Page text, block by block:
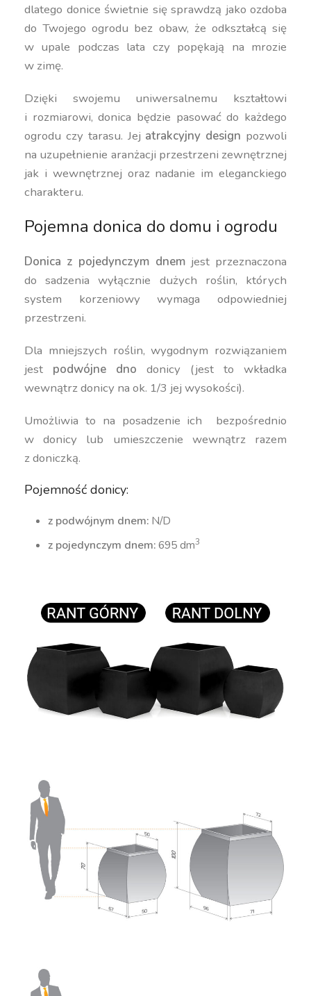
dlatego donice świetnie się sprawdzą jako ozdoba
do Twojego ogrodu bez obaw, że odkształcą się
w upale podczas lata czy popękają na mrozie
w zimę.
Dzięki swojemu uniwersalnemu kształtowi
i rozmiarowi, donica będzie pasować do każdego
ogrodu czy tarasu. Jej atrakcyjny design pozwoli
na uzupełnienie aranżacji przestrzeni zewnętrznej
jak i wewnętrznej oraz nadanie im eleganckiego
charakteru.
Pojemna donica do domu i ogrodu
Donica z pojedynczym dnemjest przeznaczona
do sadzenia wyłącznie dużych roślin, których
system korzeniowy wymaga odpowiedniej
przestrzeni.
Dla mniejszych roślin, wygodnym rozwiązaniem
jest podwójne dno donicy (jest to wkładka
wewnątrz donicy na ok. 1/3 jej wysokości).
Umożliwia to na posadzenie ich bezpośrednio
w donicy lub umieszczenie wewnątrz razem
z doniczką.
Pojemność donicy:
z podwójnym dnem: N/D
z pojedynczym dnem:695 dm3